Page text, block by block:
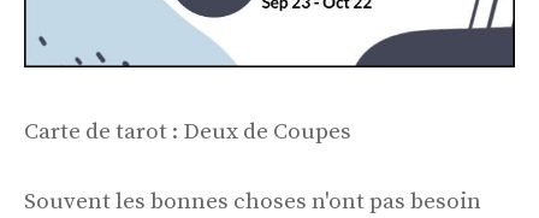
Carte de tarot : Deux de Coupes
Souvent les bonnes choses n'ont pas besoin